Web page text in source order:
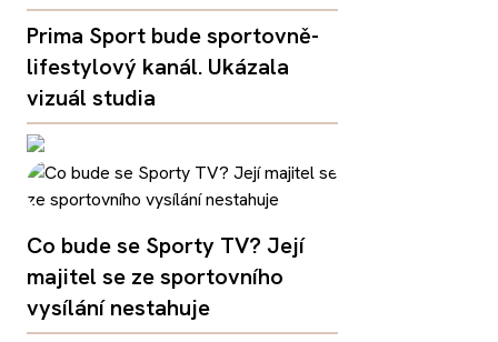
Prima Sport bude sportovně-
lifestylový kanál. Ukázala
vizuál studia
Co bude se Sporty TV? Její
majitel se ze sportovního
vysílání nestahuje